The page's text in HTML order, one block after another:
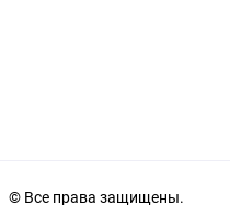
© Все права защищены.